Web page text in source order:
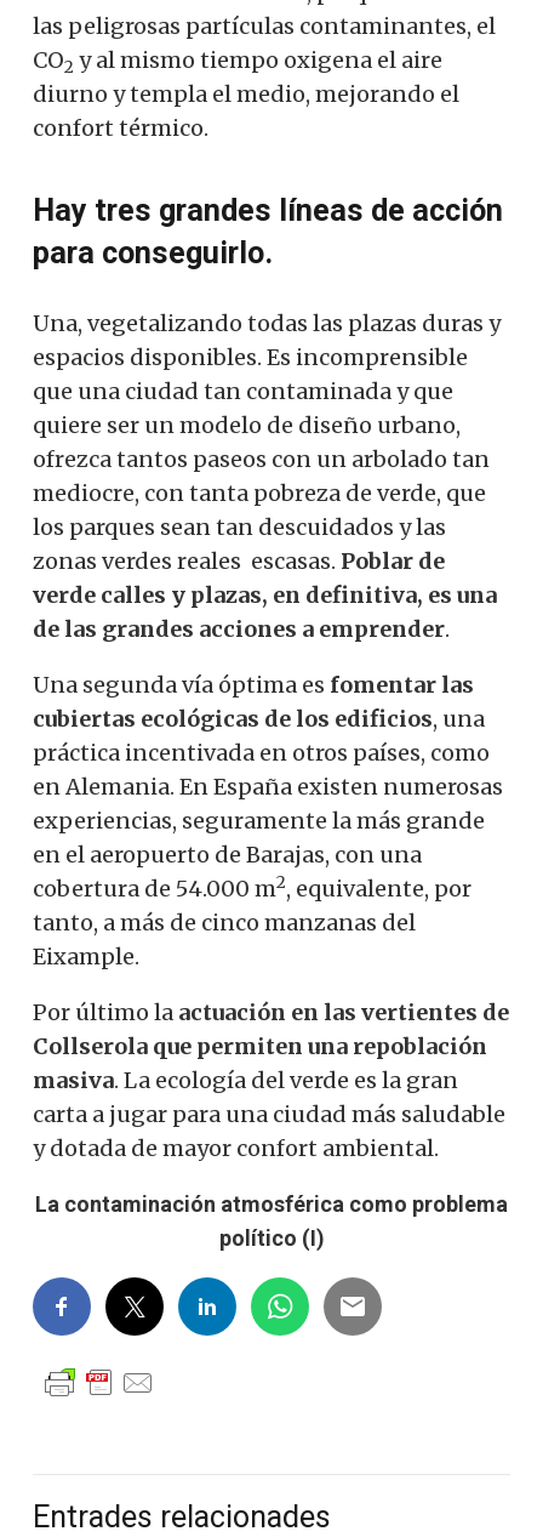
las peligrosas partículas contaminantes, el
CO2 y al mismo tiempo oxigena el aire
diurno y templa el medio, mejorando el
confort térmico.
Hay tres grandes líneas de acción
para conseguirlo.
Una, vegetalizando todas las plazas duras y
espacios disponibles. Es incomprensible
que una ciudad tan contaminada y que
quiere ser un modelo de diseño urbano,
ofrezca tantos paseos con un arbolado tan
mediocre, con tanta pobreza de verde, que
los parques sean tan descuidados y las
zonas verdes reales escasas. Poblar de
verde calles y plazas, en definitiva, es una
de las grandes acciones a emprender.
Una segunda vía óptima es fomentar las
cubiertas ecológicas de los edificios, una
práctica incentivada en otros países, como
en Alemania. En España existen numerosas
experiencias, seguramente la más grande
en el aeropuerto de Barajas, con una
cobertura de 54.000 m2, equivalente, por
tanto, a más de cinco manzanas del
Eixample.
Por último la actuación en las vertientes de
Collserola que permiten una repoblación
masiva. La ecología del verde es la gran
carta a jugar para una ciudad más saludable
y dotada de mayor confort ambiental.
La contaminación atmosférica como problema
político (I)
Entrades relacionades